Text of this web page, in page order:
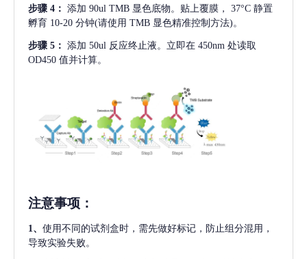
步骤 4： 添加 90ul TMB 显色底物。贴上覆膜， 37°C 静置
孵育 10-20 分钟(请使用 TMB 显色精准控制方法)。
步骤 5： 添加 50ul 反应终止液。立即在 450nm 处读取
OD450 值并计算。
注意事项 ：
1、 使用不同的试剂盒时，需先做好标记，防止组分混用，
导致实验失败。